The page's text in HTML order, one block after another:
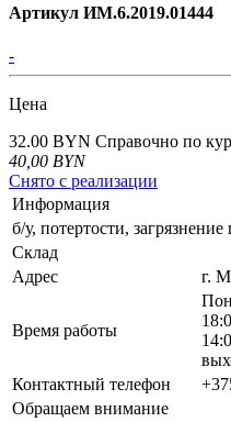
Артикул ИМ.6.2019.01444
-
Цена
32.00 BYN Справочно по
40,00 BYN
Снято с реализации
Информация
б/у, потертости,
Склад
Адрес
г.
Время работы
Контактный телефон
Обращаем внимание